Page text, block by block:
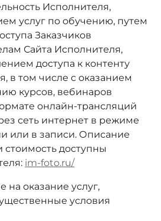
Исполнителя,
услуг по обучению, путем
Заказчиков
Сайта Исполнителя,
доступа к контенту
в том числе с оказанием
курсов, вебинаров
онлайн-трансляций
сеть интернет в режиме
или в записи. Описание
стоимость доступны
im-foto.ru/
на оказание услуг,
условия